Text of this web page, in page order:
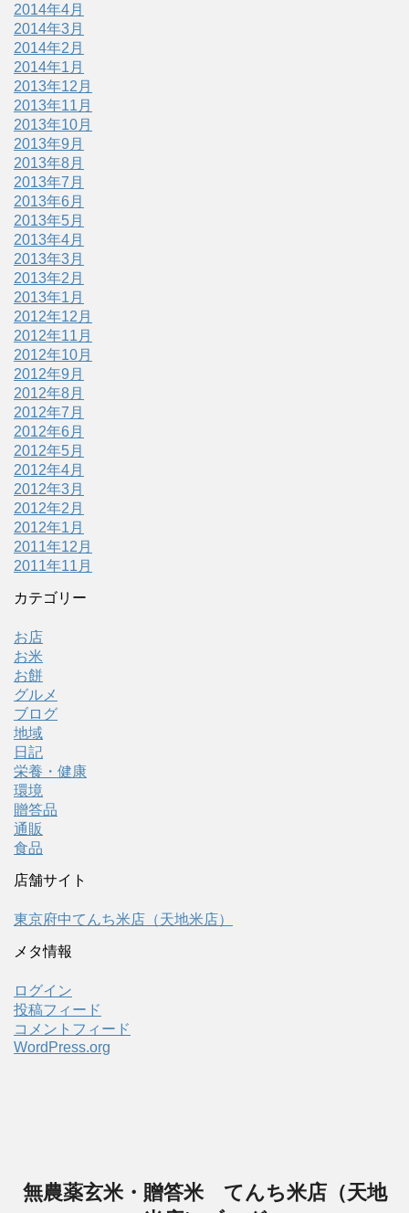
2014年4月
2014年3月
2014年2月
2014年1月
2013年12月
2013年11月
2013年10月
2013年9月
2013年8月
2013年7月
2013年6月
2013年5月
2013年4月
2013年3月
2013年2月
2013年1月
2012年12月
2012年11月
2012年10月
2012年9月
2012年8月
2012年7月
2012年6月
2012年5月
2012年4月
2012年3月
2012年2月
2012年1月
2011年12月
2011年11月
カテゴリー
お店
お米
お餅
グルメ
ブログ
地域
日記
栄養・健康
環境
贈答品
通販
食品
店舗サイト
東京府中てんち米店（天地米店）
メタ情報
ログイン
投稿フィード
コメントフィード
WordPress.org
無農薬玄米・贈答米 てんち米店（天地